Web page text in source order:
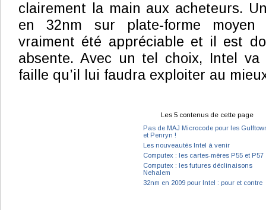
clairement la main aux acheteurs.
en 32nm sur plate-forme moyen
vraiment été appréciable et il est
absente. Avec un tel choix, Intel
faille qu’il lui faudra exploiter au
Les 5 contenus de cette page
Pas de MAJ Microcode pour les
et Penryn !
Les nouveautés Intel à venir
Computex : les cartes-mères P55 et P57
Computex : les futures déclinaisons
Nehalem
32nm en 2009 pour Intel : pour et contre